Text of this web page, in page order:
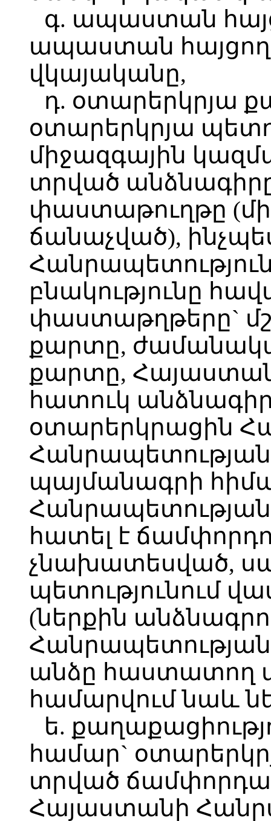
գ. ապաստան
ապաստան
վկայականը,
դ. օտարերկրյա
օտարերկրյա
միջազգային
տրված
փաստաթուղթը
ճանաչված),
բնակությունը
փաստաթղթերը`
քարտը,
քարտը,
հատուկ
օտարերկրացին
Հանրապետության
պայմանագրի
հատել է
չնախատեսված,
պետությունում
(ներքին
Հանրապետության
անձը հաստատող
համարվում նաև
ե.
համար`
տրված
Հայաստանի